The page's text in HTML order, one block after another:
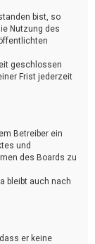
bist, so
Nutzung des
geschlossen
Frist jederzeit
Betreiber ein
und
des Boards zu
bleibt auch nach
er keine